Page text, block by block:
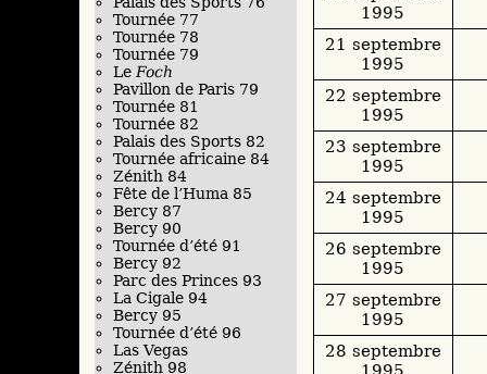
1995
21 septembre
1995
22 septembre
1995
23 septembre
1995
24 septembre
1995
26 septembre
1995
27 septembre
1995
28 septembre
Tournée 77
Tournée 78
Tournée 79
Le Foch
Pavillon de Paris 79
Tournée 81
Tournée 82
Palais des Sports 82
Tournée africaine 84
Zénith 84
Fête de l’Huma 85
Bercy 87
Bercy 90
Tournée d’été 91
Bercy 92
Parc des Princes 93
La Cigale 94
Bercy 95
Tournée d’été 96
Las Vegas
Zénith 98